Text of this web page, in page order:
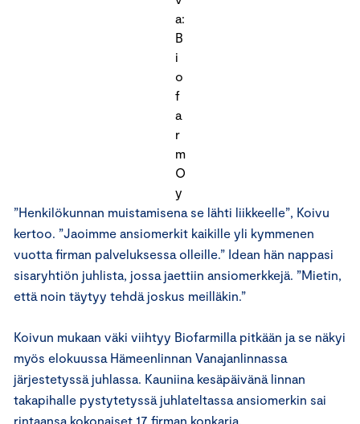
a:
B
i
o
f
a
r
m
O
y
”Henkilökunnan muistamisena se lähti liikkeelle”, Koivu
kertoo. ”Jaoimme ansiomerkit kaikille yli kymmenen
vuotta firman palveluksessa olleille.” Idean hän nappasi
sisaryhtiön juhlista, jossa jaettiin ansiomerkkejä. ”Mietin,
että noin täytyy tehdä joskus meilläkin.”
Koivun mukaan väki viihtyy Biofarmilla pitkään ja se näkyi
myös elokuussa Hämeenlinnan Vanajanlinnassa
järjestetyssä juhlassa. Kauniina kesäpäivänä linnan
takapihalle pystytetyssä juhlateltassa ansiomerkin sai
rintaansa kokonaiset 17 firman konkaria.